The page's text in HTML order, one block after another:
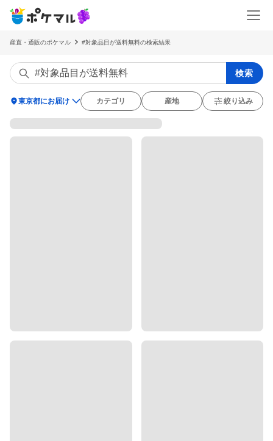
産直・通販のポケマル #対象品目が送料無料の検索結果
検索
location_on東京都にお届け カテゴリ 産地 絞り込み